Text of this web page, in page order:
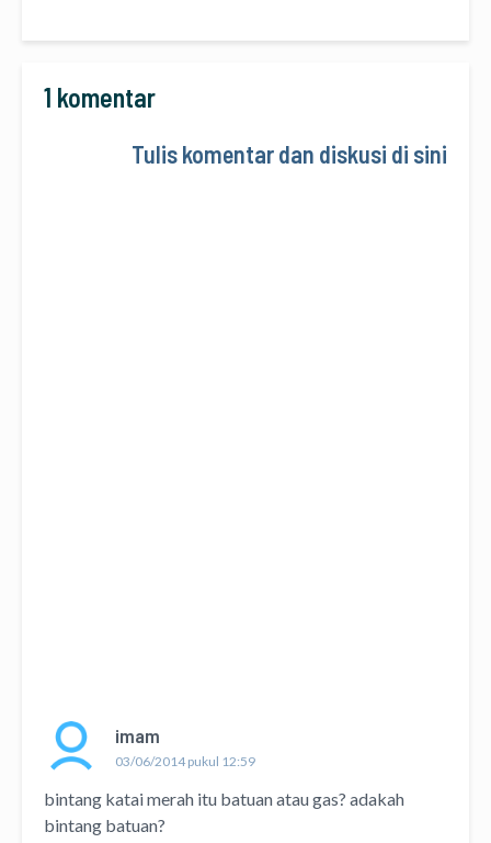
1 komentar
Tulis komentar dan diskusi di sini
imam
03/06/2014 pukul 12:59
bintang katai merah itu batuan atau gas? adakah
bintang batuan?